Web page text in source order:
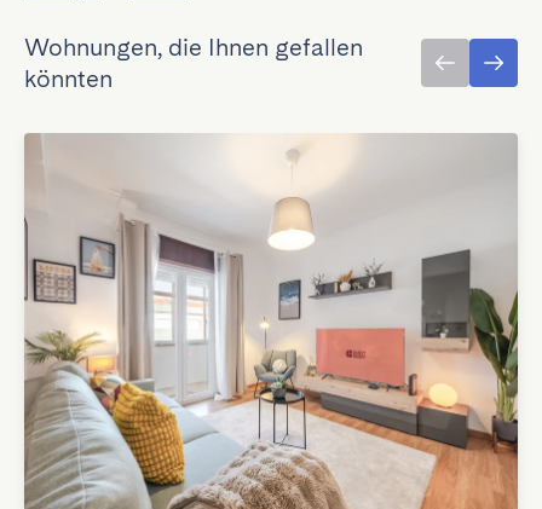
Wohnungen, die Ihnen gefallen
könnten